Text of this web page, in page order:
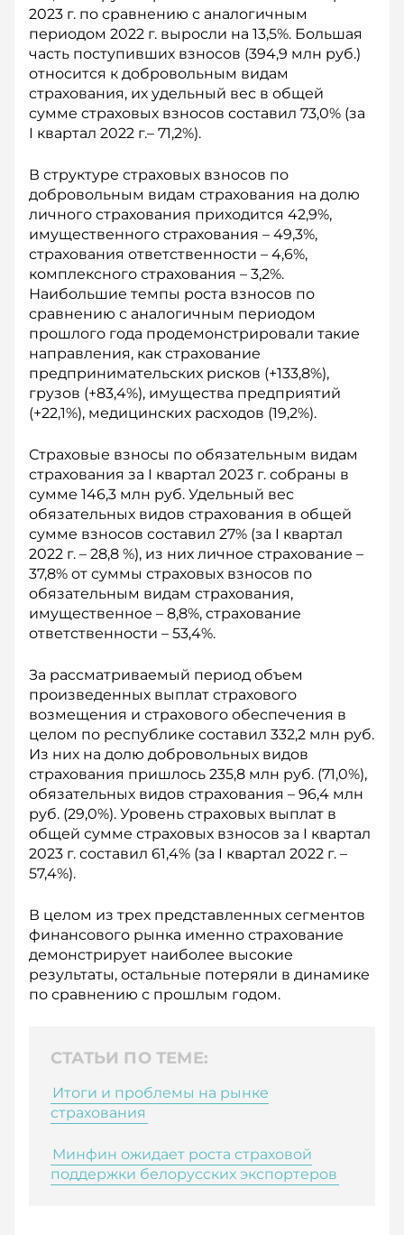
2023 г. по сравнению с аналогичным
периодом 2022 г. выросли на 13,5%. Большая
часть поступивших взносов (394,9 млн руб.)
относится к добровольным видам
страхования, их удельный вес в общей
сумме страховых взносов составил 73,0% (за
I квартал 2022 г.– 71,2%).
В структуре страховых взносов по
добровольным видам страхования на долю
личного страхования приходится 42,9%,
имущественного страхования – 49,3%,
страхования ответственности – 4,6%,
комплексного страхования – 3,2%.
Наибольшие темпы роста взносов по
сравнению с аналогичным периодом
прошлого года продемонстрировали такие
направления, как страхование
предпринимательских рисков (+133,8%),
грузов (+83,4%), имущества предприятий
(+22,1%), медицинских расходов (19,2%).
Страховые взносы по обязательным видам
страхования за I квартал 2023 г. собраны в
сумме 146,3 млн руб. Удельный вес
обязательных видов страхования в общей
сумме взносов составил 27% (за I квартал
2022 г. – 28,8 %), из них личное страхование –
37,8% от суммы страховых взносов по
обязательным видам страхования,
имущественное – 8,8%, страхование
ответственности – 53,4%.
За рассматриваемый период объем
произведенных выплат страхового
возмещения и страхового обеспечения в
целом по республике составил 332,2 млн руб.
Из них на долю добровольных видов
страхования пришлось 235,8 млн руб. (71,0%),
обязательных видов страхования – 96,4 млн
руб. (29,0%). Уровень страховых выплат в
общей сумме страховых взносов за I квартал
2023 г. составил 61,4% (за I квартал 2022 г. –
57,4%).
В целом из трех представленных сегментов
финансового рынка именно страхование
демонстрирует наиболее высокие
результаты, остальные потеряли в динамике
по сравнению с прошлым годом.
СТАТЬИ ПО ТЕМЕ:
Итоги и проблемы на рынке
страхования
Минфин ожидает роста страховой
поддержки белорусских экспортеров